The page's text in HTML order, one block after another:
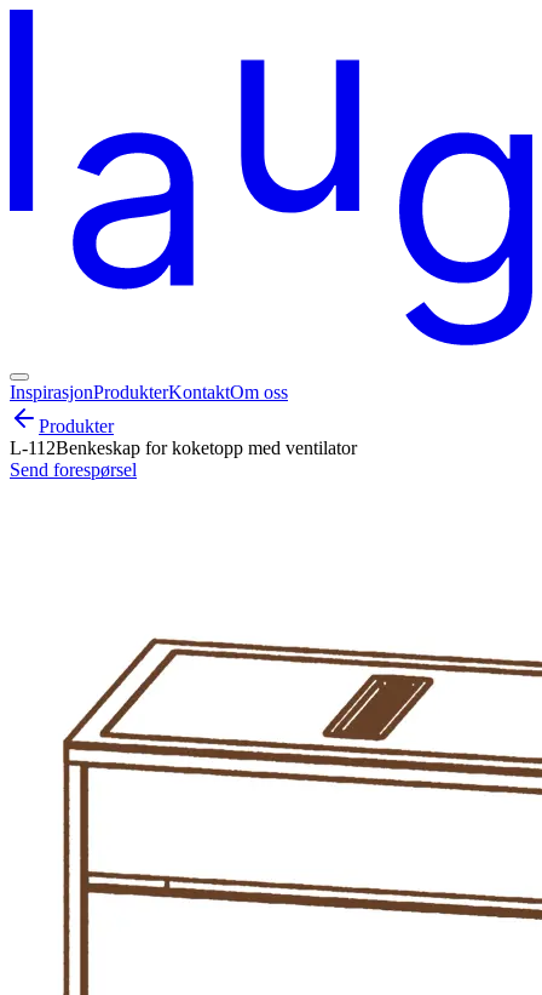
InspirasjonProdukterKontaktOm oss
Produkter
L-112Benkeskap for koketopp med ventilator
Send forespørsel